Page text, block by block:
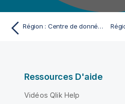
Région : Centre de données AWS Brésil (São Paulo)
Ressources D'aide
Vidéos Qlik Help